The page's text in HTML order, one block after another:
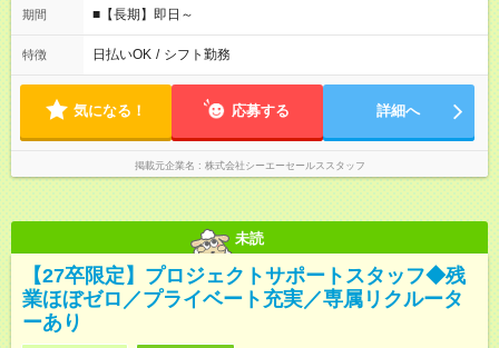
期間 ■【長期】即日～
特徴 日払いOK / シフト勤務
気になる！ 応募する 詳細へ
掲載元企業名 株式会社シーエーセールススタッフ
未読
【27卒限定】プロジェクトサポートスタッフ◆残
業ほぼゼロ／プライベート充実／専属リクルータ
ーあり